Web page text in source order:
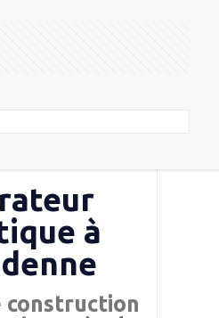
à
construction